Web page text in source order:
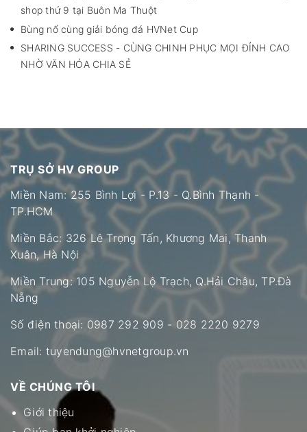
shop thứ 9 tại Buôn Ma Thuột
Bùng nổ cùng giải bóng đá HVNet Cup
SHARING SUCCESS - CÙNG CHINH PHỤC MỌI ĐỈNH CAO
NHỜ VĂN HÓA CHIA SẺ
TRỤ SỞ HV GROUP
Miền Nam: 255 Bình Lợi - P.13 - Q.Bình Thạnh -
TP.HCM
Miền Bắc: 326 Lê Trọng Tấn, Khương Mai, Thanh
Xuân, Hà Nội
Miền Trung: 105 Nguyễn Lộ Trạch, Q.Hải Châu, TP.Đà
Nẵng
Số điện thoại: 0987 292 909 - 028 2220 9279
Email: tuyendung@hvnetgroup.vn
VỀ CHÚNG TÔI
Giới thiệu